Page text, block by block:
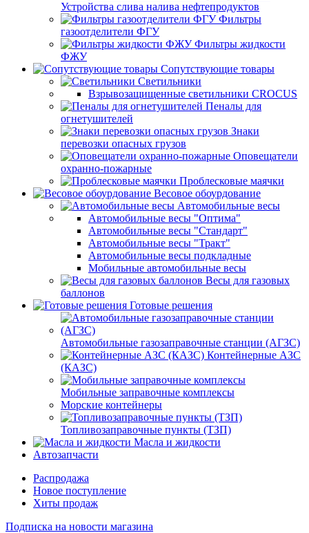
Устройства слива налива нефтепродуктов
Фильтры
газоотделители ФГУ
Фильтры жидкости
ФЖУ
Сопутствующие товары
Светильники
Взрывозащищенные светильники CROCUS
Пеналы для
огнетушителей
Знаки
перевозки опасных грузов
Оповещатели
охранно-пожарные
Проблесковые маячки
Весовое обоурдование
Автомобильные весы
Автомобильные весы "Оптима"
Автомобильные весы "Стандарт"
Автомобильные весы "Тракт"
Автомобильные весы подкладные
Мобильные автомобильные весы
Весы для газовых
баллонов
Готовые решения
Автомобильные газозаправочные станции (АГЗС)
Контейнерные АЗС
(КАЗС)
Мобильные заправочные комплексы
Морские контейнеры
Топливозаправочные пункты (ТЗП)
Масла и жидкости
Автозапчасти
Распродажа
Новое поступление
Хиты продаж
Подписка на новости магазина